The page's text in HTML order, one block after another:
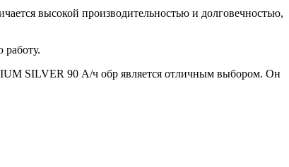
высокой производительностью и долговечностью,
SILVER 90 А/ч обр является отличным выбором. Он